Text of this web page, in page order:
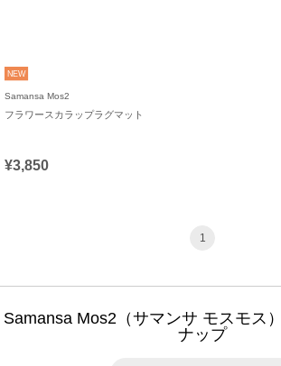
NEW
Samansa Mos2
フラワースカラップラグマット
¥3,850
1
Samansa Mos2（サマンサ モスモス
ナップ